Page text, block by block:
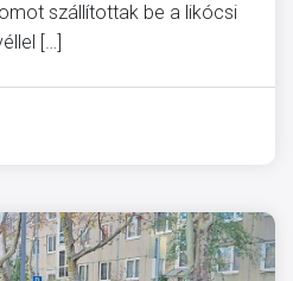
szállítottak be a likócsi
[…]